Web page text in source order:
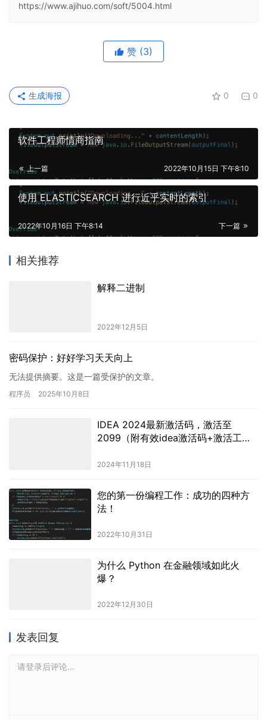
https://www.ajihuo.com/soft/5004.html
赞 (3)
0 0
生成海报
软件工程师情商指南
上一篇 2022年10月15日 下午8:10
使用 ELASTICSEARCH 进行近乎实时的索引
下一篇
2022年10月16日 下午8:14
相关推荐
解释二进制
2022年12月5日
密码保护：好好学习天天向上
无法提供摘要。这是一篇受保护的文章。
程序员 2025年10月8日
IDEA 2024最新激活码，激活至
2099（附有效idea激活码+激活工
2024年11月18日
您的第一份编程工作：成功的四种方
法！
2022年10月31日
为什么 Python 在金融领域如此火
爆？
2022年12月30日
发表回复
请登录后评论...